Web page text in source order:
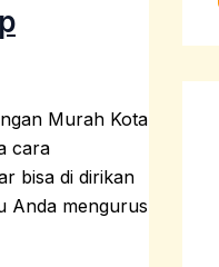
Murah Kota
cara
bisa di dirikan
Anda mengurus